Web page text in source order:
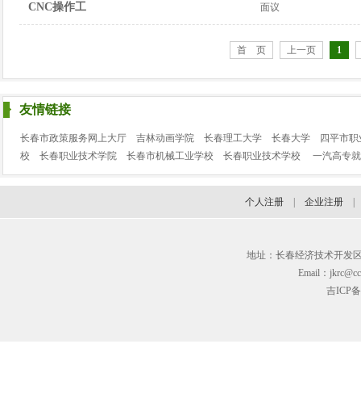
CNC操作工 面议
首 页 上一页 1
友情链接
长春市政策服务网上大厅 吉林动画学院 长春理工大学 长春大学
四平市
校
长春职业技术学院 长春市机械工业学校 长春职业技术学校 一汽高专
个人注册 企业注册
地址：长春经济技术开发
Email：
吉ICP